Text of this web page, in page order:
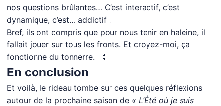
nos questions brûlantes… C’est interactif, c’est
dynamique, c’est… addictif !
Bref, ils ont compris que pour nous tenir en haleine, il
fallait jouer sur tous les fronts. Et croyez-moi, ça
fonctionne du tonnerre. 👏
En conclusion
Et voilà, le rideau tombe sur ces quelques réflexions
autour de la prochaine saison de « L’Été où je suis